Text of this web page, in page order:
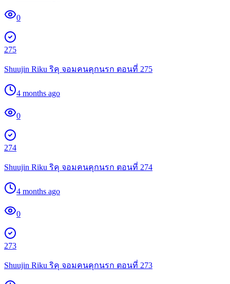
0
275
Shuujin Riku ริคุ จอมคนคุกนรก ตอนที่ 275
4 months ago
0
274
Shuujin Riku ริคุ จอมคนคุกนรก ตอนที่ 274
4 months ago
0
273
Shuujin Riku ริคุ จอมคนคุกนรก ตอนที่ 273